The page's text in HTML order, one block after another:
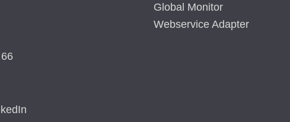
Global Monitor
Webservice Adapter